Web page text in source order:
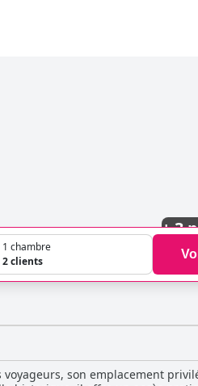
+3
1 chambre
2 clients
son emplacement